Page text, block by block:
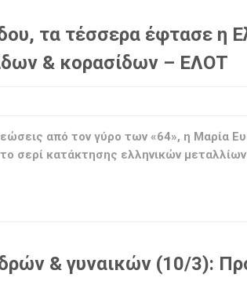
τα τέσσερα έφτασε η
& κορασίδων – ΕΛΟΤ
από τον γύρο των «64», η Μαρία
σερί κατάκτησης ελληνικών μεταλλίων
& γυναικών (10/3):